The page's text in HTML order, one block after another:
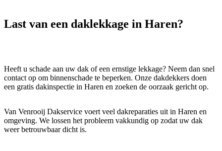
Last van een daklekkage in Haren?
Heeft u schade aan uw dak of een ernstige lekkage? Neem dan snel
contact op om binnenschade te beperken. Onze dakdekkers doen
een gratis dakinspectie in Haren en zoeken de oorzaak gericht op.
Van Venrooij Dakservice voert veel dakreparaties uit in Haren en
omgeving. We lossen het probleem vakkundig op zodat uw dak
weer betrouwbaar dicht is.